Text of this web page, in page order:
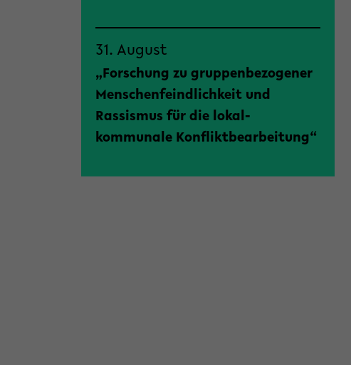
31. August
„Forschung zu gruppenbezogener
Menschenfeindlichkeit und
Rassismus für die lokal-
kommunale Konfliktbearbeitung“